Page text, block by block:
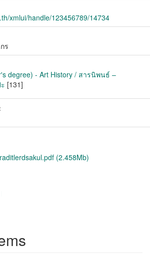
xmlui/handle/123456789/14734
ร
degree) - Art History / สารนิพนธ์ –
[131]
(2.458Mb)